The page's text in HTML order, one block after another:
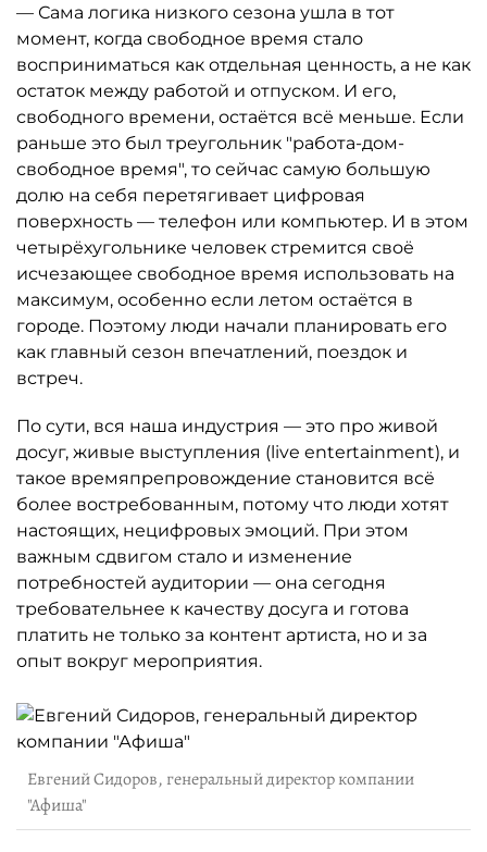
— Сама логика низкого сезона ушла в тот
момент, когда свободное время стало
восприниматься как отдельная ценность, а не как
остаток между работой и отпуском. И его,
свободного времени, остаётся всё меньше. Если
раньше это был треугольник "работа-дом-
свободное время", то сейчас самую большую
долю на себя перетягивает цифровая
поверхность — телефон или компьютер. И в этом
четырёхугольнике человек стремится своё
исчезающее свободное время использовать на
максимум, особенно если летом остаётся в
городе. Поэтому люди начали планировать его
как главный сезон впечатлений, поездок и
встреч.
По сути, вся наша индустрия — это про живой
досуг, живые выступления (live entertainment), и
такое времяпрепровождение становится всё
более востребованным, потому что люди хотят
настоящих, нецифровых эмоций. При этом
важным сдвигом стало и изменение
потребностей аудитории — она сегодня
требовательнее к качеству досуга и готова
платить не только за контент артиста, но и за
опыт вокруг мероприятия.
Евгений Сидоров, генеральный директор компании
"Афиша"